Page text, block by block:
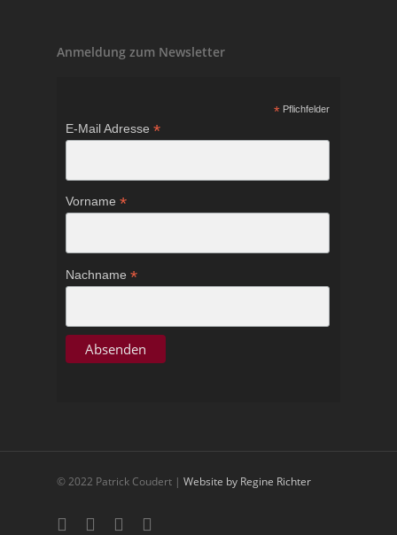
Anmeldung zum Newsletter
*Pflichfelder
E-Mail Adresse *
Vorname *
Nachname *
© 2022 Patrick Coudert | Website by Regine Richter
twitterfacebookyoutubegoogle-